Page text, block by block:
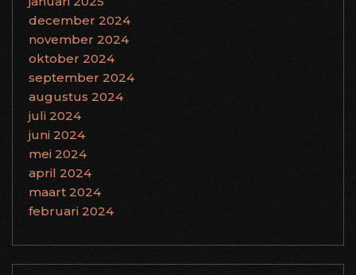
december 2024
november 2024
oktober 2024
september 2024
augustus 2024
juli 2024
juni 2024
mei 2024
april 2024
maart 2024
februari 2024